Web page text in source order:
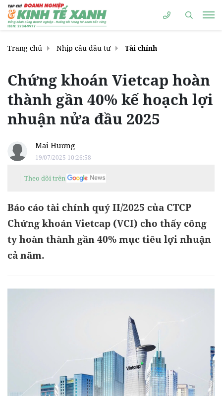
Trang chủ Nhịp cầu đầu tư Tài chính
Chứng khoán Vietcap hoàn
thành gần 40% kế hoạch lợi
nhuận nửa đầu 2025
Mai Hương
19/07/2025 10:26:58
Theo dõi trên
Báo cáo tài chính quý II/2025 của CTCP
Chứng khoán Vietcap (VCI) cho thấy công
ty hoàn thành gần 40% mục tiêu lợi nhuận
cả năm.